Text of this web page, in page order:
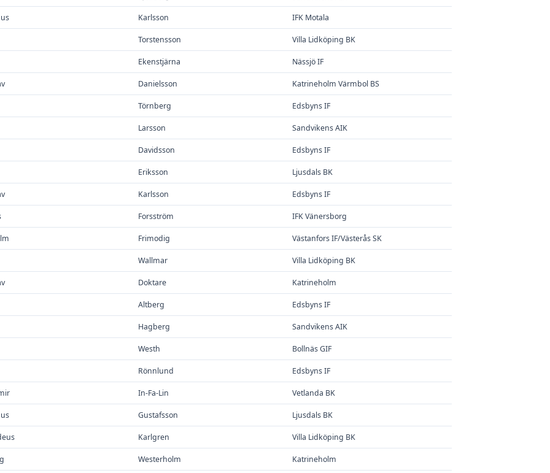
Karlsson IFK Motala
Torstensson Villa Lidköping BK
Ekenstjärna Nässjö IF
Danielsson Katrineholm Värmbol BS
Törnberg Edsbyns IF
Larsson Sandvikens AIK
Davidsson Edsbyns IF
Eriksson Ljusdals BK
Karlsson Edsbyns IF
Forsström IFK Vänersborg
Frimodig Västanfors IF/Västerås SK
Wallmar Villa Lidköping BK
Doktare Katrineholm
Altberg Edsbyns IF
Hagberg Sandvikens AIK
Westh Bollnäs GIF
Rönnlund Edsbyns IF
In-Fa-Lin Vetlanda BK
Gustafsson Ljusdals BK
Karlgren Villa Lidköping BK
Westerholm Katrineholm